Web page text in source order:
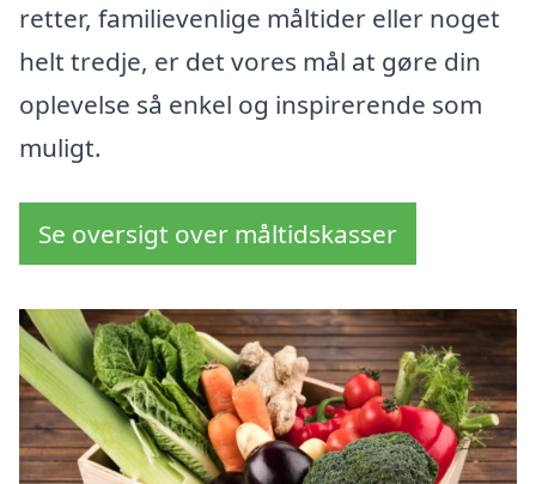
retter, familievenlige måltider eller noget
helt tredje, er det vores mål at gøre din
oplevelse så enkel og inspirerende som
muligt.
Se oversigt over måltidskasser